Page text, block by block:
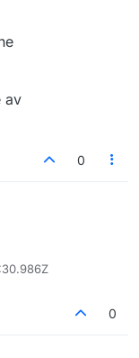
av
0
0